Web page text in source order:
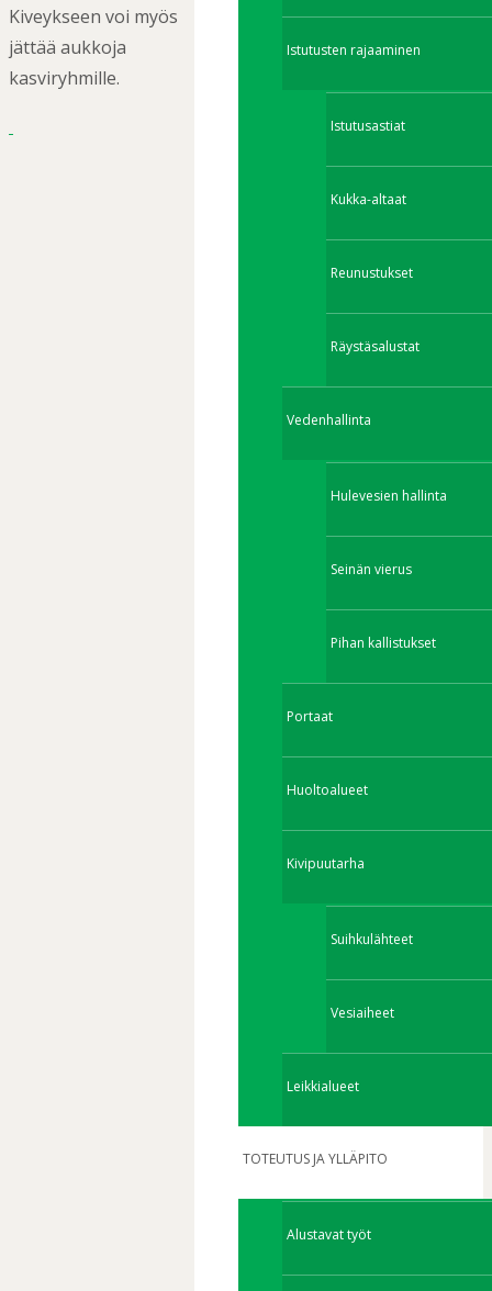
Istutusten rajaaminen
Istutusastiat
Kukka-altaat
Reunustukset
Räystäsalustat
Vedenhallinta
Hulevesien hallinta
Seinän vierus
Pihan kallistukset
Portaat
Huoltoalueet
Kivipuutarha
Suihkulähteet
Vesiaiheet
Leikkialueet
TOTEUTUS JA YLLÄPITO
Alustavat työt
Kiveykseen voi myös
jättää aukkoja
kasviryhmille.